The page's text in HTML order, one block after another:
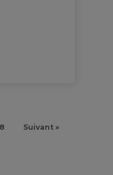
8 Suivant »